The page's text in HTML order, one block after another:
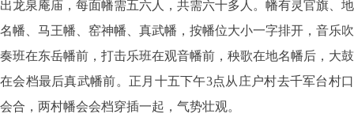
出龙泉庵庙，每面幡需五六人，共需六十多人。幡有灵官旗 、地
名幡、马王幡、窑神幡、真武幡，按幡位大小一字排开，音乐吹
奏班在东岳幡前，打击乐班在观音幡前，秧歌在地名幡后，大鼓
在会档最后真武幡前。正月十五下午3点从庄户村去千军台村口
会合，两村幡会会档穿插一起，气势壮观。